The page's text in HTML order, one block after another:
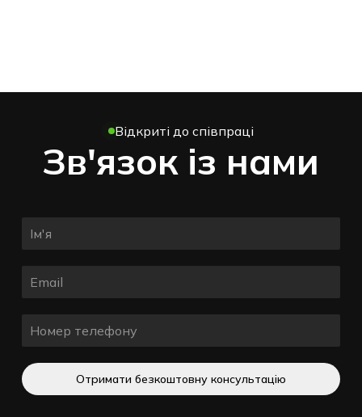
Відкриті до співпраці
Зв'язок із нами
Отримати безкоштовну консультацію